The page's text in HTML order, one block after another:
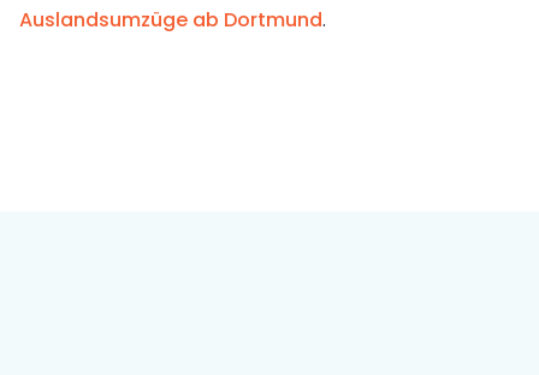
Auslandsumzüge ab Dortmund.